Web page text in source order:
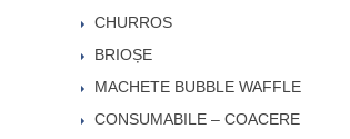
CHURROS
BRIOȘE
MACHETE BUBBLE WAFFLE
CONSUMABILE – COACERE